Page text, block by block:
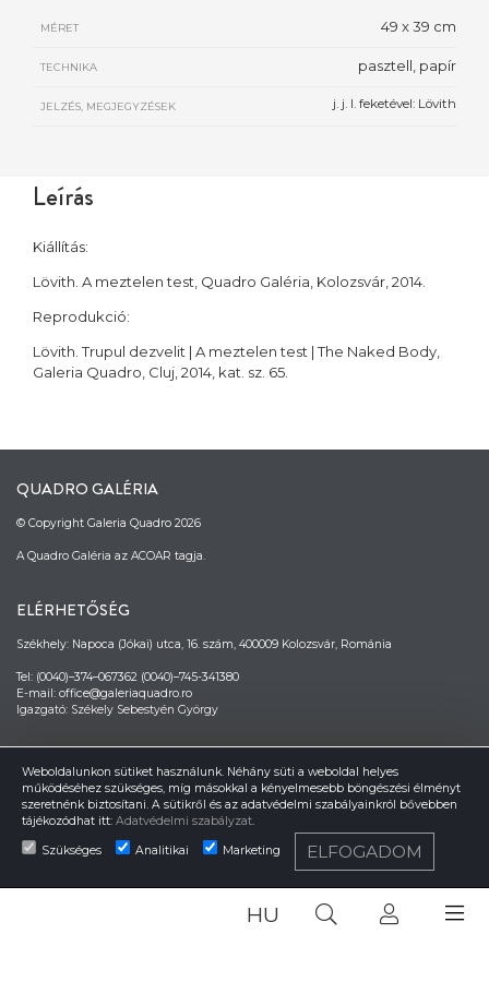
HU
MÉRET 49 x 39 cm
TECHNIKA pasztell, papír
JELZÉS, MEGJEGYZÉSEK j. j. l. feketével: Lövith
Leírás
Kiállítás:
Lövith. A meztelen test, Quadro Galéria, Kolozsvár, 2014.
Reprodukció:
Lövith. Trupul dezvelit | A meztelen test | The Naked Body,
Galeria Quadro, Cluj, 2014, kat. sz. 65.
QUADRO GALÉRIA
© Copyright Galeria Quadro 2026
A Quadro Galéria az ACOAR tagja.
ELÉRHETŐSÉG
Székhely: Napoca (Jókai) utca, 16. szám, 400009 Kolozsvár, Románia
Tel: (0040)–374–067362 (0040)–745-341380
E-mail: office@galeriaquadro.ro
Igazgató: Székely Sebestyén György
HÍRLEVÉL
Weboldalunkon sütiket használunk. Néhány süti a weboldal helyes
működéséhez szükséges, míg másokkal a kényelmesebb böngészési élményt
szeretnénk biztosítani. A sütikről és az adatvédelmi szabályainkról bővebben
tájékozódhat itt: Adatvédelmi szabályzat.
Szükséges Analitikai Marketing ELFOGADOM